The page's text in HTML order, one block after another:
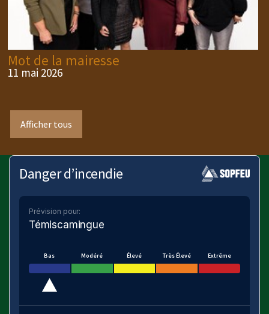
Mot de la mairesse
11 mai 2026
Afficher tous
Danger d’incendie
Prévision pour:
Témiscamingue
Bas Modéré Élevé Très Élevé Extrême